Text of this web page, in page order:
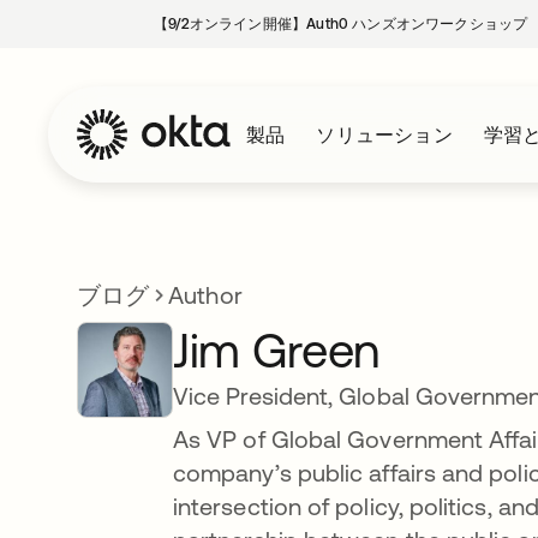
【9/2オンライン開催】Auth0 ハンズオンワークショップ
製品 ソリューション 学習
ブログ Author
Jim Green
Vice President, Global
As VP of Global Government
company’s public affairs and
intersection of policy, politics,